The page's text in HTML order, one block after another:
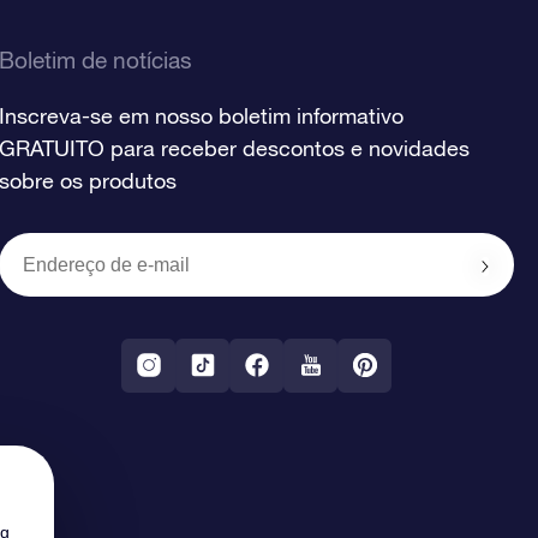
Boletim de notícias
Inscreva-se em nosso boletim informativo
GRATUITO para receber descontos e novidades
sobre os produtos